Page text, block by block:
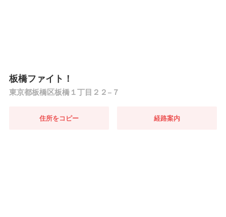
板橋ファイト！
東京都板橋区板橋１丁目２２−７
住所をコピー 経路案内